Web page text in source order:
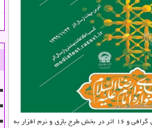
وی افزود: در بخش رسانه های مجازی نیز ۱۳۳ اثر در بخش پادکست، ۳۱۲ اثر با موضوع شبکه های اجتماعی، ۲۶۲ اثر در زمینه موشن گرافی و ۱۶ اثر در بخش طرح بازی و نرم افزار به